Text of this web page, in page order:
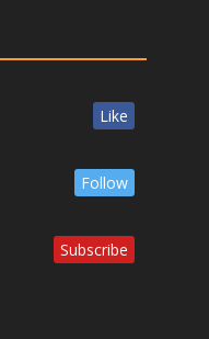
Like
Follow
Subscribe